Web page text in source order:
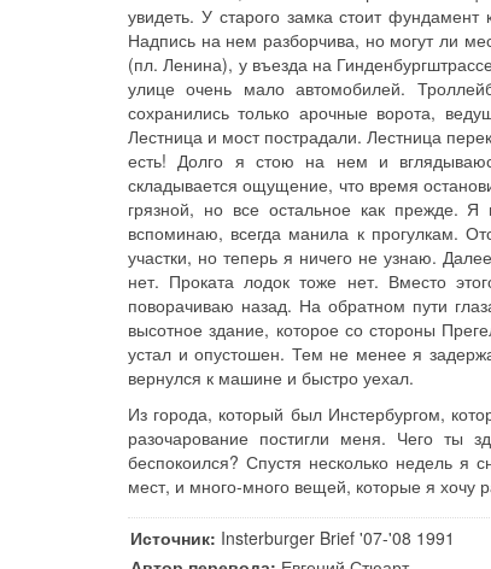
увидеть. У старого замка стоит
Надпись на нем разборчива, но могут ли
(пл. Ленина), у въезда на
улице очень мало автомобилей.
сохранились только арочные ворота,
Лестница и мост пострадали. Лестница
есть! Долго я стою на нем и
складывается ощущение, что время
грязной, но все остальное как прежде.
вспоминаю, всегда манила к прогулкам.
участки, но теперь я ничего не узнаю.
нет. Проката лодок тоже нет. Вместо
поворачиваю назад. На обратном пути
высотное здание, которое со стороны
устал и опустошен. Тем не менее я
вернулся к машине и быстро уехал.
Из города, который был Инстербургом,
разочарование постигли меня. Чего ты
беспокоился? Спустя несколько недель
мест, и много-много вещей, которые я хочу
Источник: Insterburger Brief '07-'08 1991